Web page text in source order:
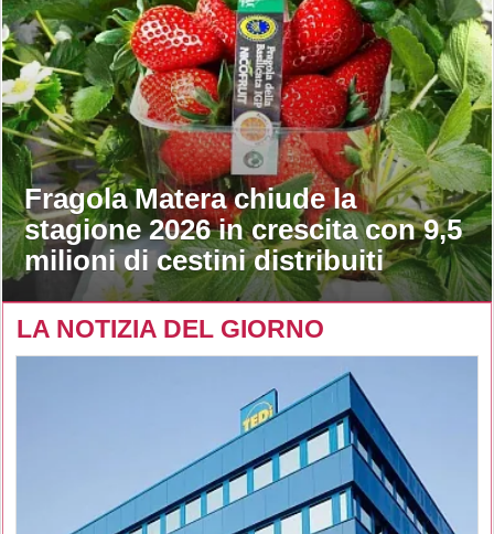
Fragola Matera chiude la
stagione 2026 in crescita con 9,5
milioni di cestini distribuiti
LA NOTIZIA DEL GIORNO